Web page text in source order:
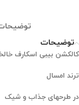
توضیحات
کالکشن بیبی اسکارف
ترند امسال
در طرحهای جذاب و شیک